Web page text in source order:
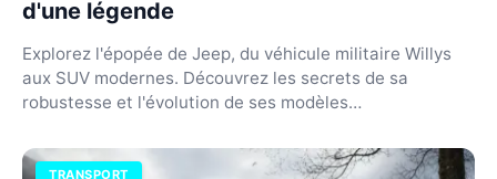
d'une légende
Explorez l'épopée de Jeep, du véhicule militaire Willys
aux SUV modernes. Découvrez les secrets de sa
robustesse et l'évolution de ses modèles
TRANSPORT